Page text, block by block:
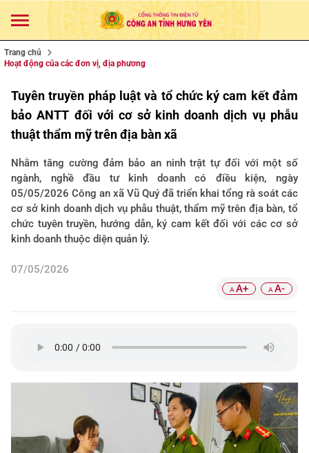
Trang chủ
Hoạt động của các đơn vị, địa phương
Tuyên truyền pháp luật và tổ chức ký cam kết đảm
bảo ANTT đối với cơ sở kinh doanh dịch vụ phẫu
thuật thẩm mỹ trên địa bàn xã
Nhằm tăng cường đảm bảo an ninh trật tự đối với một số
ngành, nghề đầu tư kinh doanh có điều kiện, ngày
05/05/2026 Công an xã Vũ Quý đã triển khai tổng rà soát các
cơ sở kinh doanh dịch vụ phẫu thuật, thẩm mỹ trên địa bàn, tổ
chức tuyên truyền, hướng dẫn, ký cam kết đối với các cơ sở
kinh doanh thuộc diện quản lý.
07/05/2026
A A+ A A-